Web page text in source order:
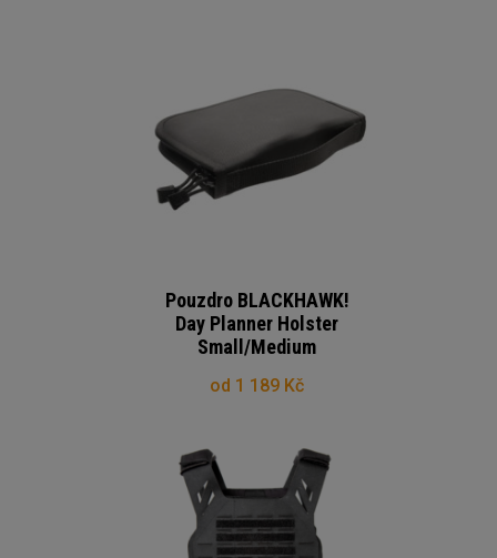
Pouzdro BLACKHAWK!
Day Planner Holster
Small/Medium
od 1 189 Kč